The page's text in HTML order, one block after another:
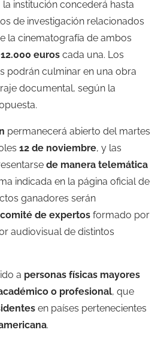
la institución concederá hasta
de investigación relacionados
la cinematografía de ambos
12.000 euros cada una. Los
podrán culminar en una obra
documental, según la
permanecerá abierto del martes
12 de noviembre, y las
de manera telemática
indicada en la página oficial de
ganadores serán
comité de expertos formado por
audiovisual de distintos
a personas físicas mayores
o profesional, que
en países pertenecientes
.